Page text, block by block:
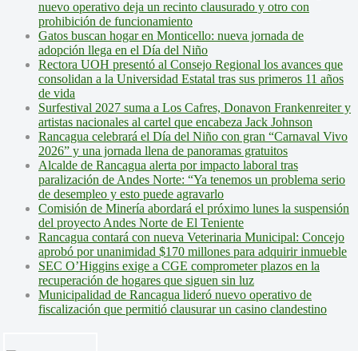
nuevo operativo deja un recinto clausurado y otro con
prohibición de funcionamiento
Gatos buscan hogar en Monticello: nueva jornada de
adopción llega en el Día del Niño
Rectora UOH presentó al Consejo Regional los avances que
consolidan a la Universidad Estatal tras sus primeros 11 años
de vida
Surfestival 2027 suma a Los Cafres, Donavon Frankenreiter y
artistas nacionales al cartel que encabeza Jack Johnson
Rancagua celebrará el Día del Niño con gran “Carnaval Vivo
2026” y una jornada llena de panoramas gratuitos
Alcalde de Rancagua alerta por impacto laboral tras
paralización de Andes Norte: “Ya tenemos un problema serio
de desempleo y esto puede agravarlo
Comisión de Minería abordará el próximo lunes la suspensión
del proyecto Andes Norte de El Teniente
Rancagua contará con nueva Veterinaria Municipal: Concejo
aprobó por unanimidad $170 millones para adquirir inmueble
SEC O’Higgins exige a CGE comprometer plazos en la
recuperación de hogares que siguen sin luz
Municipalidad de Rancagua lideró nuevo operativo de
fiscalización que permitió clausurar un casino clandestino